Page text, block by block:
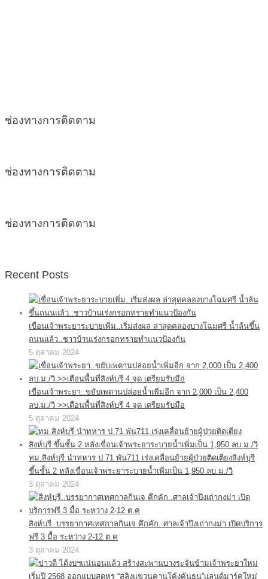
ช่องทางการติดตาม
ช่องทางการติดตาม
ช่องทางการติดตาม
Recent Posts
เขื่อนเจ้าพระยาระบายเพิ่ม..เริ่มส่งผล ล่าสุดคลองบางโฉมศรี น้ำล้นขึ้น
ถนนแล้ว..ชาวบ้านเร่งกรอกทรายทำแนวป้องกัน
5 ตุลาคม 2024
เขื่อนเจ้าพระยา..ขยับเพดานปล่อยน้ำเพิ่มอีก จาก 2,000 เป็น 2,400
ลบ.ม./วิ >>เตือนพื้นที่สิงห์บุรี 4 จุด เตรียมรับมือ
5 ตุลาคม 2024
ทม.สิงห์บุรี นำทหาร ป.71 พัน711 เร่งเคลื่อนย้ายผู้ป่วยติดเตียงสิงห์บุรี
ขึ้นชั้น 2 หลังเขื่อนเจ้าพระยาระบายน้ำเพิ่มเป็น 1,950 ลบ.ม./วิ
3 ตุลาคม 2024
สิงห์บุรี..บรรยากาศเทศกาลกินเจ คึกคัก..ศาลเจ้าปึงเถ่ากงม่า เปิดบริการ
ฟรี 3 มื้อ ระหว่าง 2-12 ต.ค
3 ตุลาคม 2024